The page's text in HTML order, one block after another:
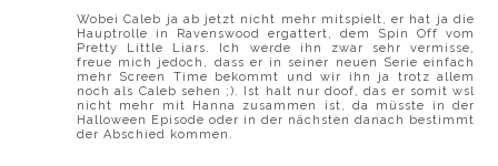
Wobei Caleb ja ab jetzt nicht mehr mitspielt, er hat ja die
Hauptrolle in Ravenswood ergattert, dem Spin Off vom
Pretty Little Liars. Ich werde ihn zwar sehr vermisse,
freue mich jedoch, dass er in seiner neuen Serie einfach
mehr Screen Time bekommt und wir ihn ja trotz allem
noch als Caleb sehen ;). Ist halt nur doof, das er somit wsl
nicht mehr mit Hanna zusammen ist, da müsste in der
Halloween Episode oder in der nächsten danach bestimmt
der Abschied kommen.